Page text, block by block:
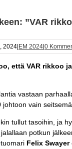
”VAR
2024 EM 2024 0
että VAR rikkoo
vastaan
vain
tullut tasoihin, ja
potkun
Felix Swayer